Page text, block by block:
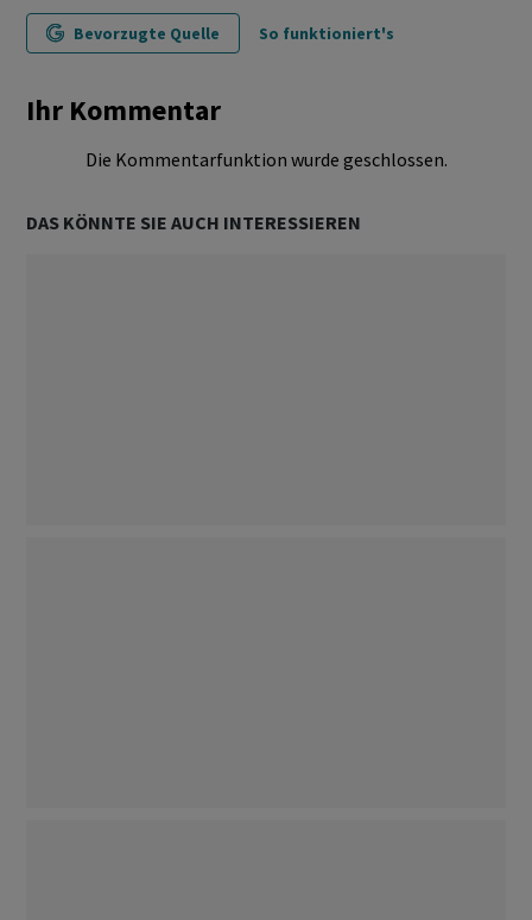
Bevorzugte Quelle So funktioniert's
Ihr Kommentar
Die Kommentarfunktion wurde geschlossen.
DAS KÖNNTE SIE AUCH INTERESSIEREN